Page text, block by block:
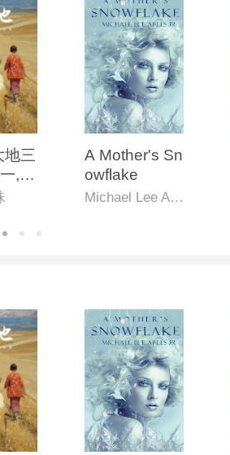
地三
,英
A Mother's Sn
owflake
Michael Lee Ables Jr.